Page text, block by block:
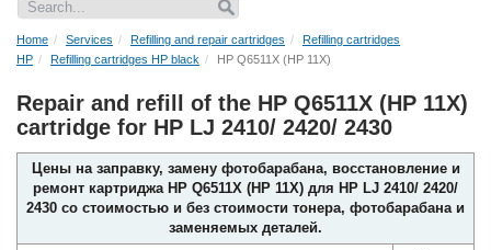
Home Services Refilling and repair cartridges
Refilling cartridges
HP
Refilling cartridges HP black HP Q6511X (HP 11X)
Repair and refill of the HP Q6511X (HP 11X)
cartridge for HP LJ 2410/ 2420/ 2430
Цены на заправку, замену фотобарабана, восстановление и
ремонт картриджа HP Q6511X (HP 11X) для HP LJ 2410/ 2420/
2430 со стоимостью и без стоимости тонера, фотобарабана и
заменяемых деталей.